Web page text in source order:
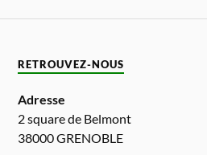
RETROUVEZ-NOUS
Adresse
2 square de Belmont
38000 GRENOBLE